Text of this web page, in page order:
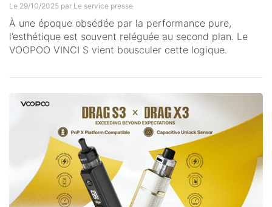
Le 29/10/2025 par Le service presse
À une époque obsédée par la performance pure,
l’esthétique est souvent reléguée au second plan. Le
VOOPOO VINCI S vient bousculer cette logique.